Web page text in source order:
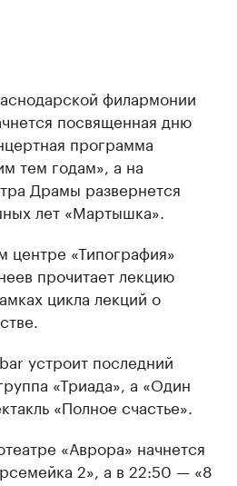
филармонии
посвященная дню
программа
тем годам», а на
Драмы развернется
лет «Мартышка».
центре «Типография»
прочитает лекцию
цикла лекций о
устроит последний
«Триада», а «Один
«Полное счастье».
«Аврора» начнется
2», а в 22:50 — «8